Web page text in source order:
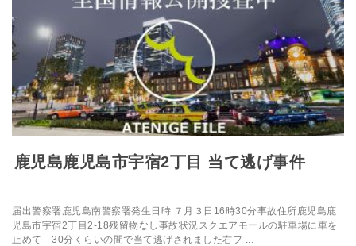
鹿児島鹿児島市宇宿2丁目 当て逃げ事件
届出警察署鹿児島南警察署発生日時 ７月３日16時30分事故住所鹿児島鹿
児島市宇宿2丁目2-18残留物なし事故状況スクエアモールの駐車場に車を
止めて 30分くらいの間で当て逃げされました右フ ...